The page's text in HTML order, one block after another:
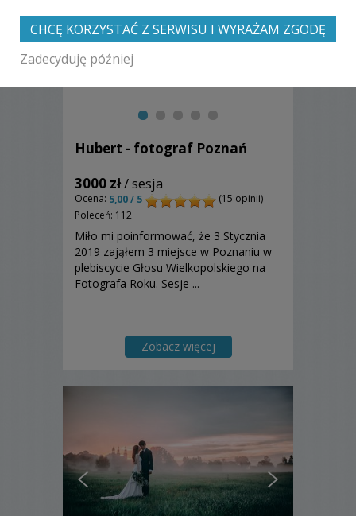
Hubert - fotograf Poznań
3000 zł/ sesja
Ocena: 5,00 / 5
(15 opinii)
Poleceń: 112
Miło mi poinformować, że 3 Stycznia
2019 zająłem 3 miejsce w Poznaniu w
plebiscycie Głosu Wielkopolskiego na
Fotografa Roku. Sesje ...
Zobacz więcej
CHCĘ KORZYSTAĆ Z SERWISU I WYRAŻAM ZGODĘ
Zadecyduję później